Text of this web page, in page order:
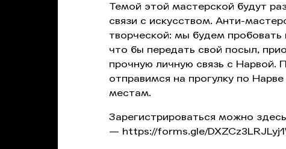
Темой этой мастерской будут
связи с искусством. Анти-
творческой: мы будем
что бы передать свой посыл,
прочную личную связь с Нарвой.
отправимся на прогулку по
местам.
Зарегистрироваться можно здесь
— https://forms.gle/